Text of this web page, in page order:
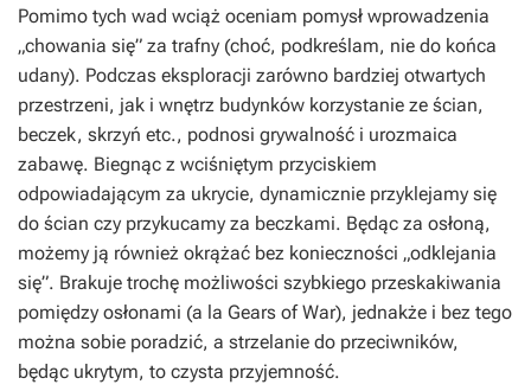
Pomimo tych wad wciąż oceniam pomysł wprowadzenia
„chowania się” za trafny (choć, podkreślam, nie do końca
udany). Podczas eksploracji zarówno bardziej otwartych
przestrzeni, jak i wnętrz budynków korzystanie ze ścian,
beczek, skrzyń etc., podnosi grywalność i urozmaica
zabawę. Biegnąc z wciśniętym przyciskiem
odpowiadającym za ukrycie, dynamicznie przyklejamy się
do ścian czy przykucamy za beczkami. Będąc za osłoną,
możemy ją również okrążać bez konieczności „odklejania
się”. Brakuje trochę możliwości szybkiego przeskakiwania
pomiędzy osłonami (a la Gears of War), jednakże i bez tego
można sobie poradzić, a strzelanie do przeciwników,
będąc ukrytym, to czysta przyjemność.